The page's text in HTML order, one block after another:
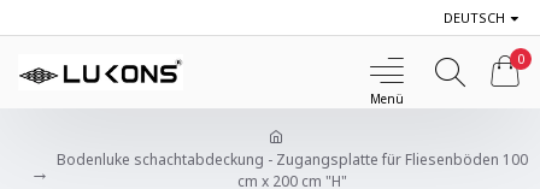
DEUTSCH
0
Bodenluke schachtabdeckung - Zugangsplatte für Fliesenböden 100
cm x 200 cm "H"